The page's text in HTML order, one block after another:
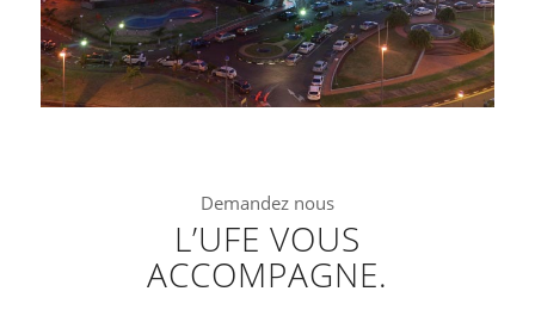
Demandez nous
L’UFE VOUS
ACCOMPAGNE.